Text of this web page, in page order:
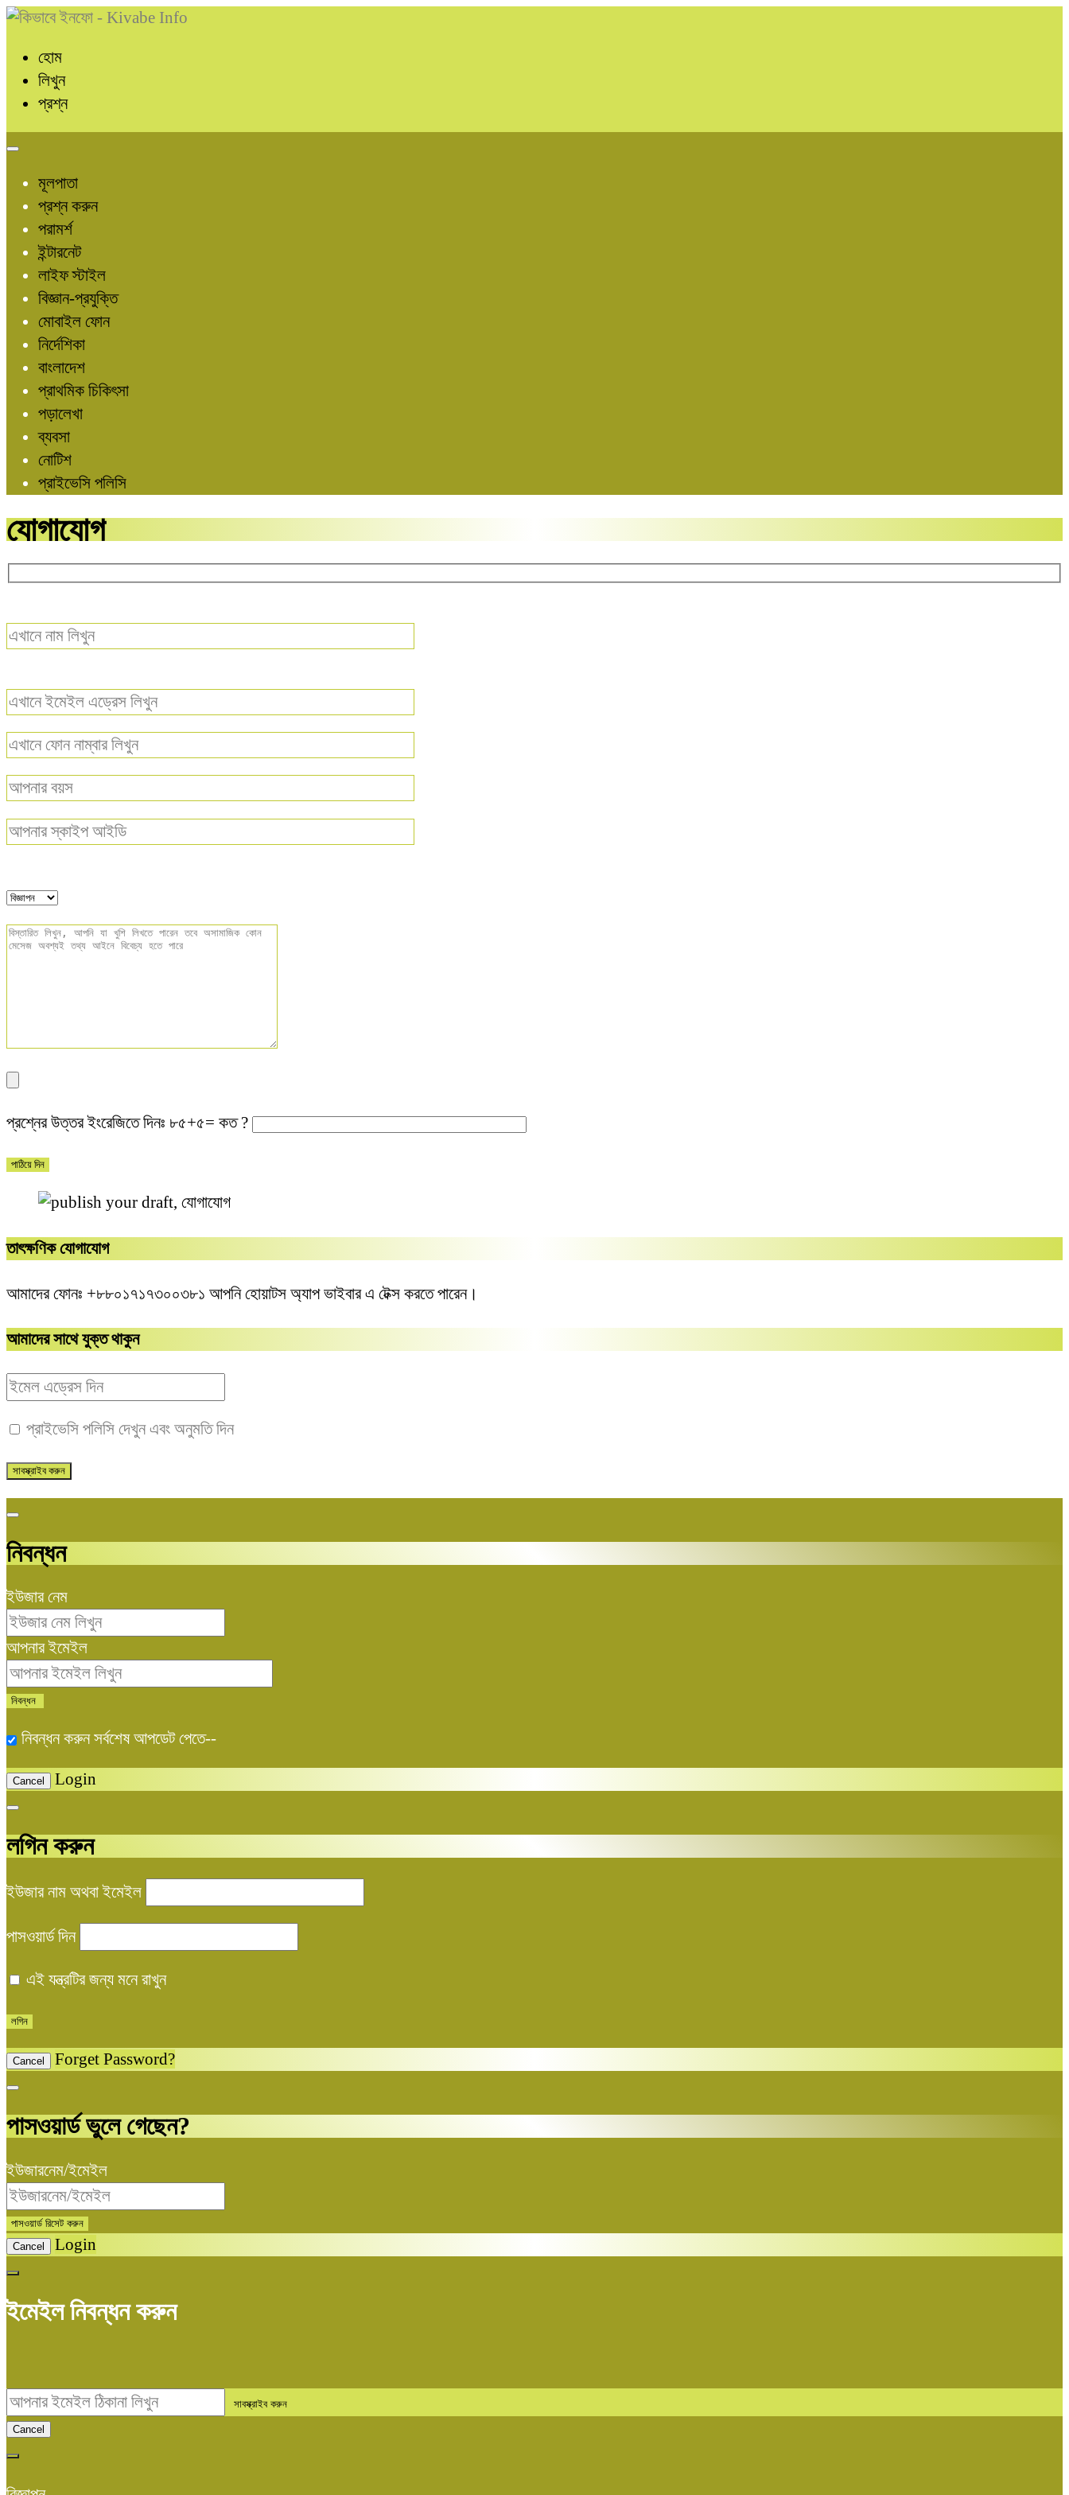
হোম
লিখুন
প্রশ্ন
মূলপাতা
প্রশ্ন করুন
পরামর্শ
ইন্টারনেট
লাইফ স্টাইল
বিজ্ঞান-প্রযুক্তি
মোবাইল ফোন
নির্দেশিকা
বাংলাদেশ
প্রাথমিক চিকিৎসা
পড়ালেখা
ব্যবসা
নোটিশ
প্রাইভেসি পলিসি
যোগাযোগ
প্রশ্নের উত্তর ইংরেজিতে দিনঃ ৮৫+৫= কত ?
তাৎক্ষণিক যোগাযোগ
আমাদের ফোনঃ +৮৮০১৭১৭৩০০৩৮১ আপনি হোয়াটস অ্যাপ ভাইবার এ টেক্স করতে পারেন।
আমাদের সাথে যুক্ত থাকুন
প্রাইভেসি পলিসি দেখুন এবং অনুমতি দিন
নিবন্ধন
ইউজার নেম
আপনার ইমেইল
নিবন্ধন করুন সর্বশেষ আপডেট পেতে--
Cancel Login
লগিন করুন
ইউজার নাম অথবা ইমেইল
পাসওয়ার্ড দিন
এই যন্ত্রটির জন্য মনে রাখুন
Cancel Forget Password?
পাসওয়ার্ড ভুলে গেছেন?
ইউজারনেম/ইমেইল
Cancel Login
ইমেইল নিবন্ধন করুন
Cancel